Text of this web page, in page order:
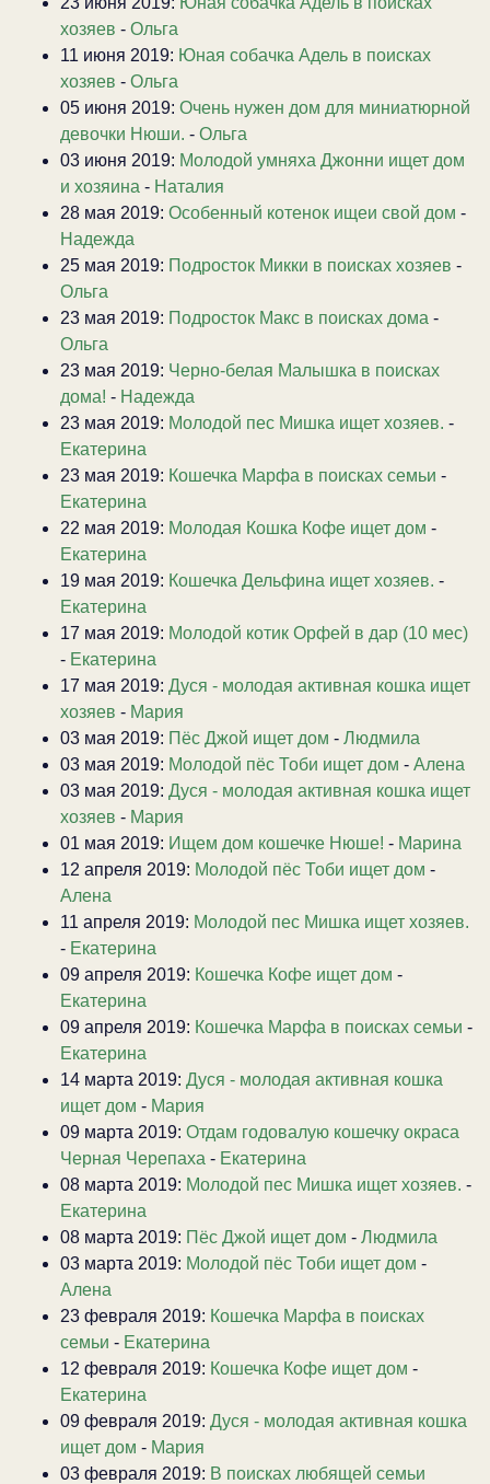
хозяев - Ольга
11 июня 2019: Юная собачка Адель в поисках
хозяев - Ольга
05 июня 2019: Очень нужен дом для миниатюрной
девочки Нюши. - Ольга
03 июня 2019: Молодой умняха Джонни ищет дом
и хозяина - Наталия
28 мая 2019: Особенный котенок ищеи свой дом -
Надежда
25 мая 2019: Подросток Микки в поисках хозяев -
Ольга
23 мая 2019: Подросток Макс в поисках дома -
Ольга
23 мая 2019: Черно-белая Малышка в поисках
дома! - Надежда
23 мая 2019: Молодой пес Мишка ищет хозяев. -
Екатерина
23 мая 2019: Кошечка Марфа в поисках семьи -
Екатерина
22 мая 2019: Молодая Кошка Кофе ищет дом -
Екатерина
19 мая 2019: Кошечка Дельфина ищет хозяев. -
Екатерина
17 мая 2019: Молодой котик Орфей в дар (10 мес)
- Екатерина
17 мая 2019: Дуся - молодая активная кошка ищет
хозяев - Мария
03 мая 2019: Пёс Джой ищет дом - Людмила
03 мая 2019: Молодой пёс Тоби ищет дом - Алена
03 мая 2019: Дуся - молодая активная кошка ищет
хозяев - Мария
01 мая 2019: Ищем дом кошечке Нюше! - Марина
12 апреля 2019: Молодой пёс Тоби ищет дом -
Алена
11 апреля 2019: Молодой пес Мишка ищет хозяев.
- Екатерина
09 апреля 2019: Кошечка Кофе ищет дом -
Екатерина
09 апреля 2019: Кошечка Марфа в поисках семьи -
Екатерина
14 марта 2019: Дуся - молодая активная кошка
ищет дом - Мария
09 марта 2019: Отдам годовалую кошечку окраса
Черная Черепаха - Екатерина
08 марта 2019: Молодой пес Мишка ищет хозяев. -
Екатерина
08 марта 2019: Пёс Джой ищет дом - Людмила
03 марта 2019: Молодой пёс Тоби ищет дом -
Алена
23 февраля 2019: Кошечка Марфа в поисках
семьи - Екатерина
12 февраля 2019: Кошечка Кофе ищет дом -
Екатерина
09 февраля 2019: Дуся - молодая активная кошка
ищет дом - Мария
03 февраля 2019: В поисках любящей семьи